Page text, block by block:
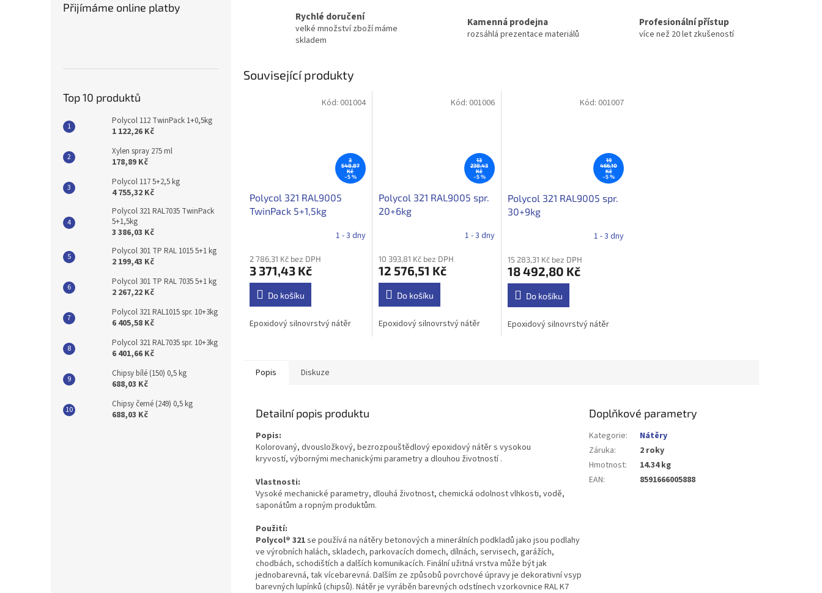
Přijímáme online platby
Top 10 produktů
Polycol 112 TwinPack 1+0,5kg
1 122,26 Kč
Xylen spray 275 ml
178,89 Kč
Polycol 117 5+2,5 kg
4 755,32 Kč
Polycol 321 RAL7035 TwinPack
5+1,5kg
3 386,03 Kč
Polycol 301 TP RAL 1015 5+1 kg
2 199,43 Kč
Polycol 301 TP RAL 7035 5+1 kg
2 267,22 Kč
Polycol 321 RAL1015 spr. 10+3kg
6 405,58 Kč
Polycol 321 RAL7035 spr. 10+3kg
6 401,66 Kč
Chipsy bílé (150) 0,5 kg
688,03 Kč
Chipsy černé (249) 0,5 kg
688,03 Kč
Rychlé doručení
velké množství zboží máme
skladem
Kamenná prodejna
rozsáhlá prezentace materiálů
Profesionální přístup
více než 20 let zkušeností
Související produkty
3
548,87
Kč
–5 %
Polycol 321 RAL9005
TwinPack 5+1,5kg
1 - 3 dny
2 786,31 Kč bez DPH
3 371,43 Kč
Do košíku
Epoxidový silnovrstvý nátěr
Kód: 001004
13
238,43
Kč
–5 %
Polycol 321 RAL9005 spr.
20+6kg
1 - 3 dny
10 393,81 Kč bez DPH
12 576,51 Kč
Do košíku
Epoxidový silnovrstvý nátěr
Kód: 001006
19
466,10
Kč
–5 %
Polycol 321 RAL9005 spr.
30+9kg
1 - 3 dny
15 283,31 Kč bez DPH
18 492,80 Kč
Do košíku
Epoxidový silnovrstvý nátěr
Kód: 001007
Popis Diskuze
Detailní popis produktu
Popis:
Kolorovaný, dvousložkový, bezrozpouštědlový epoxidový nátěr s vysokou
kryvostí, výbornými mechanickými parametry a dlouhou životností.
Vlastnosti:
Vysoké mechanické parametry, dlouhá životnost, chemická odolnost vlhkosti, vodě,
saponátům a ropným produktům.
Použití:
Polycol® 321se používá na nátěry betonových a minerálních podkladů jako jsou podlahy
ve výrobních halách, skladech, parkovacích domech, dílnách, servisech, garážích,
chodbách, schodištích a dalších komunikacích. Finální užitná vrstva může být jak
jednobarevná, tak vícebarevná. Dalším ze způsobů povrchové úpravy je dekorativní vsyp
barevných lupínků (chipsů). Nátěr je vyráběn barevných odstínech vzorkovnice RAL K7
Doplňkové parametry
Kategorie:
Nátěry
Záruka:
2 roky
Hmotnost:
14.34 kg
EAN: 8591666005888